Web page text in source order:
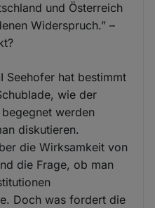
und Österreich
Widerspruch.” –
Seehofer hat bestimmt
wie der
werden
diskutieren.
die Wirksamkeit von
die Frage, ob man
Doch was fordert die